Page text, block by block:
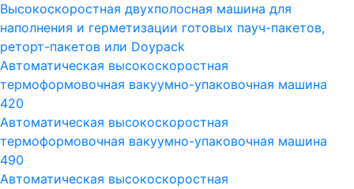
Высокоскоростная двухполосная машина для
наполнения и герметизации готовых пауч-пакетов,
реторт-пакетов или Doypack
Автоматическая высокоскоростная
термоформовочная вакуумно-упаковочная машина
420
Автоматическая высокоскоростная
термоформовочная вакуумно-упаковочная машина
490
Автоматическая высокоскоростная